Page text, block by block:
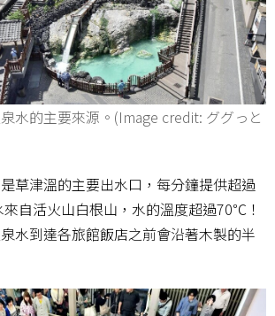
水的主要來源。(Image credit: ググっと
草津溫的主要出水口，每分鐘提供超過
自活火山白根山，水的溫度超過70℃！
水到達各旅館飯店之前會沿著木製的半